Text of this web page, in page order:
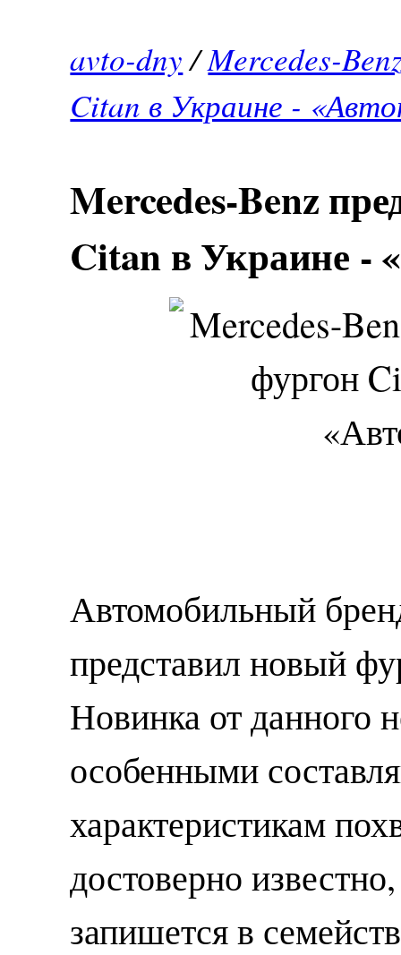
avto-dny/Mercedes-
Citan в Украине -
Mercedes-Benz
Citan в Украине -
Автомобильный
представил новый
Новинка от данного
особенными
характеристикам
достоверно
запишется в